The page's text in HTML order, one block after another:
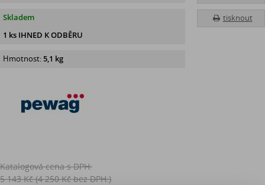
tisknout
Skladem
1 ks IHNED K ODBĚRU
Hmotnost:5,1 kg
Katalogová cena s DPH:
5 143 Kč (4 250 Kč bez DPH:)